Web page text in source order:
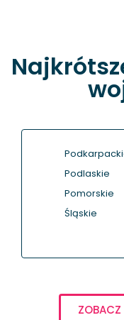
Podlaskie
Pomorskie
Śląskie
ZOBACZ